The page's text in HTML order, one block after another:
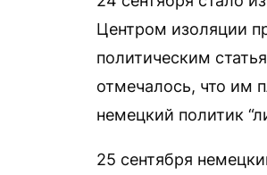
Центром изоляции
политическим
отмечалось, что им
немецкий политик
25 сентября